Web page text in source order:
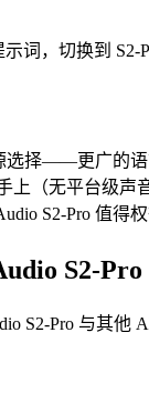
词，切换到 S2-
选择——更广的
上（无平台级声
S2-Pro 值得权
S2-Pro
S2-Pro 与其他